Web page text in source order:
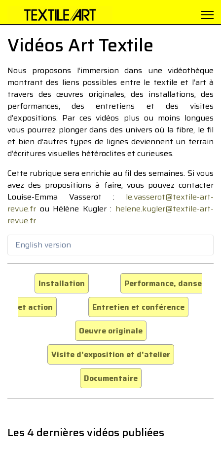
Vidéos Art Textile
Nous proposons l’immersion dans une vidéothèque
montrant des liens possibles entre le textile et l’art à
travers des œuvres originales, des installations, des
performances, des entretiens et des visites
d’expositions. Par ces vidéos plus ou moins longues
vous pourrez plonger dans des univers où la fibre, le fil
et bien d’autres types de lignes deviennent un terrain
d’écritures visuelles hétéroclites et curieuses.
Cette rubrique sera enrichie au fil des semaines. Si vous
avez des propositions à faire, vous pouvez contacter
Louise-Emma Vasserot : le.vasserot@textile-art-
revue.fr ou Hélène Kugler : helene.kugler@textile-art-
revue.fr
English version
Installation
Performance, danse
et action
Entretien et conférence
Oeuvre originale
Visite d'exposition et d'atelier
Documentaire
Les 4 dernières vidéos publiées